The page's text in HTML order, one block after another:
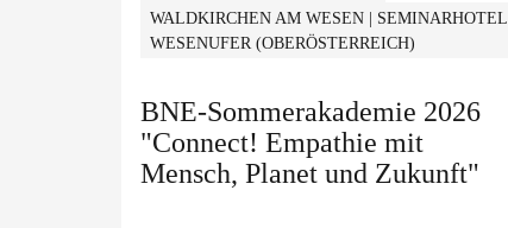
WALDKIRCHEN AM WESEN | SEMINARHOTEL
WESENUFER (OBERÖSTERREICH)
BNE-Sommerakademie 2026
"Connect! Empathie mit
Mensch, Planet und Zukunft"